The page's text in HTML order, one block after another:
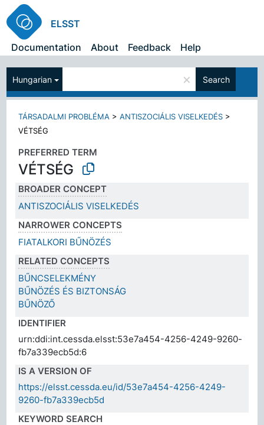
ELSST
Documentation
About Feedback Help
Hungarian × Search
TÁRSADALMI PROBLÉMA >ANTISZOCIÁLIS VISELKEDÉS >
VÉTSÉG
PREFERRED TERM
VÉTSÉG
BROADER CONCEPT
ANTISZOCIÁLIS VISELKEDÉS
NARROWER CONCEPTS
FIATALKORI BŰNÖZÉS
RELATED CONCEPTS
BŰNCSELEKMÉNY
BŰNÖZÉS ÉS BIZTONSÁG
BŰNÖZŐ
IDENTIFIER
urn:ddi:int.cessda.elsst:53e7a454-4256-4249-9260-
fb7a339ecb5d:6
IS A VERSION OF
https://elsst.cessda.eu/id/53e7a454-4256-4249-
9260-fb7a339ecb5d
KEYWORD SEARCH